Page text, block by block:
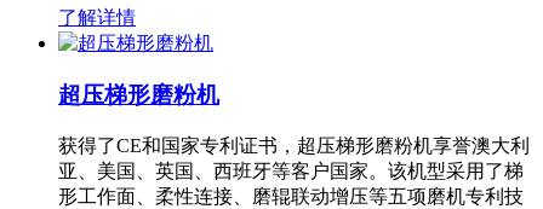
了解详情
超压梯形磨粉机
获得了CE和国家专利证书，超压梯形磨粉机享誉澳大利
亚、美国、英国、西班牙等客户国家。该机型采用了梯
形工作面、柔性连接、磨辊联动增压等五项磨机专利技